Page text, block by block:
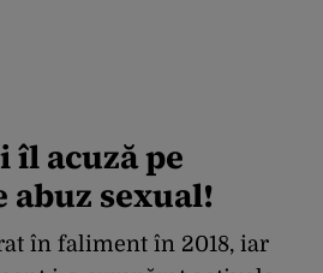
îl acuză pe
abuz sexual!
în faliment în 2018, iar